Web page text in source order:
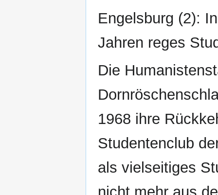
Engelsburg (2):
Jahren reges
Die
1968 ihre
Studentenclub
als vielseitiges